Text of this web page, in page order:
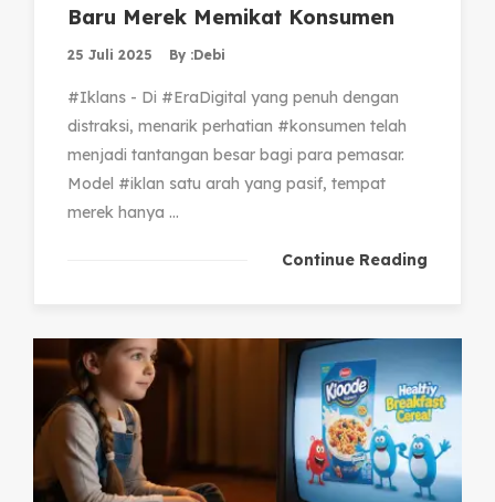
Baru Merek Memikat Konsumen
25 Juli 2025 By :Debi
#Iklans - Di #EraDigital yang penuh dengan
distraksi, menarik perhatian #konsumen telah
menjadi tantangan besar bagi para pemasar.
Model #iklan satu arah yang pasif, tempat
merek hanya ...
Continue Reading